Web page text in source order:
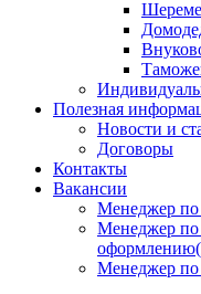
Полезная
Новости и
Договоры
Контакты
Вакансии
Менеджер по
Менеджер
Менеджер